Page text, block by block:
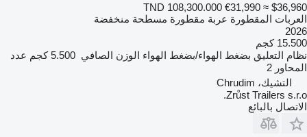
TND 108,300.000 €31,990 ≈ $36,960
العربات المقطورة عربة مقطورة مسطحة منخفضة
2026
15.500 كجم
نظام التعليق بضغط الهواء/بضغط الهواء الوزن الصافي 5.500 كجم
عدد
المحاور 2
التشيك، Chrudim
Zrůst Trailers s.r.o.
الاتصال بالبائع